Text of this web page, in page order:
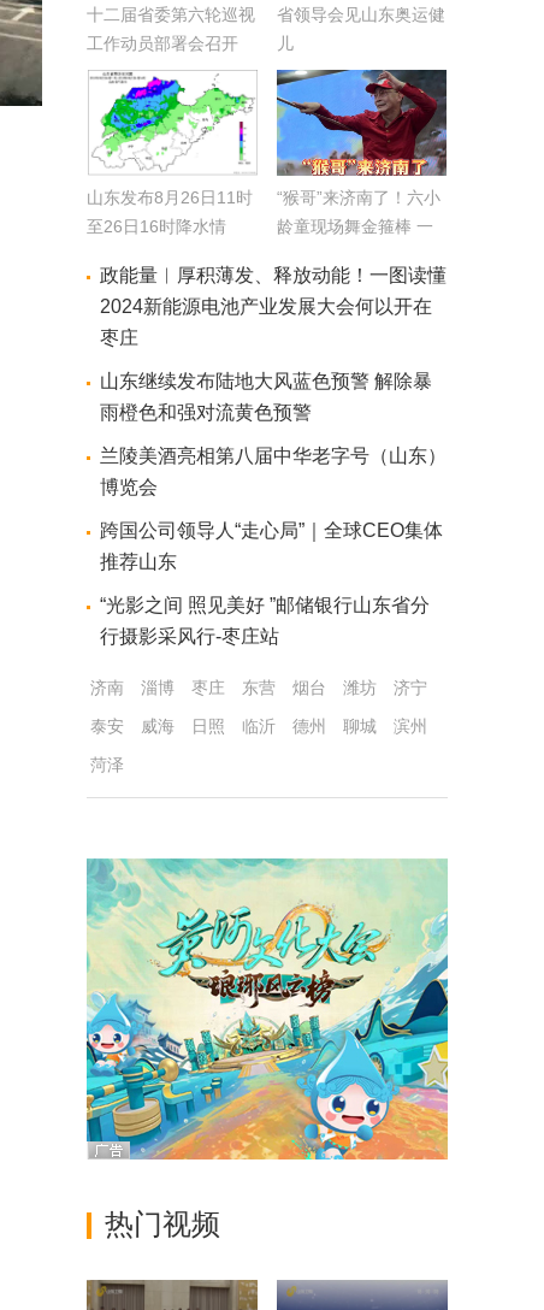
十二届省委第六轮巡视
工作动员部署会召开
省领导会见山东奥运健
儿
山东发布8月26日11时
至26日16时降水情
方 最大降水量在滨州
无棣
“猴哥”来济南了！六小
龄童现场舞金箍棒 一
政能量︱厚积薄发、释放动能！一图读懂
2024新能源电池产业发展大会何以开在
枣庄
山东继续发布陆地大风蓝色预警 解除暴
雨橙色和强对流黄色预警
兰陵美酒亮相第八届中华老字号（山东）
博览会
跨国公司领导人“走心局”｜全球CEO集体
推荐山东
“光影之间 照见美好 ”邮储银行山东省分
行摄影采风行-枣庄站
济南 淄博 枣庄 东营 烟台 潍坊
济宁
泰安
威海 日照 临沂 德州 聊城
滨州
菏泽
热门视频